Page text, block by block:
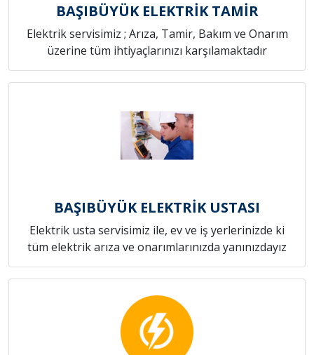
BAŞIBÜYÜK ELEKTRİK TAMİR
Elektrik servisimiz ; Arıza, Tamir, Bakım ve Onarım
üzerine tüm ihtiyaçlarınızı karşılamaktadır
BAŞIBÜYÜK ELEKTRİK USTASI
Elektrik usta servisimiz ile, ev ve iş yerlerinizde ki
tüm elektrik arıza ve onarımlarınızda yanınızdayız